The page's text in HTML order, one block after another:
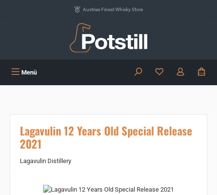
Austrias Finest Whisky Store
Menü Du hast 0
Lagavulin 12 Years Old Special Release
2021
Lagavulin Distillery
Bildergalerie überspringen